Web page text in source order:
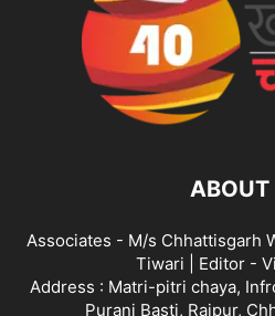
ABOUT
Associates - M/s Chhattisgarh
Tiwari | Editor -
Address : Matri-pitri chaya,
Purani Basti, Raipur,